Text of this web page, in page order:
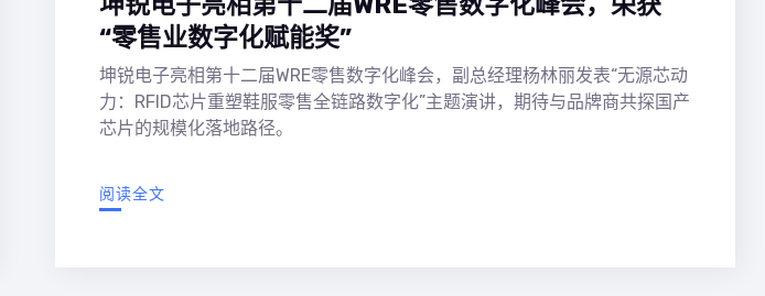
“零售业数字化赋能奖”
坤锐电子亮相第十二届WRE零售数字化峰会，副总经理杨林丽发表“无源芯动
力：RFID芯片重塑鞋服零售全链路数字化”主题演讲，期待与品牌商共探国产
芯片的规模化落地路径。
阅读全文